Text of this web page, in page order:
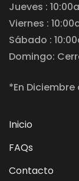
Jueves :
Viernes :
Sábado :
Domingo:
*En
Inicio
FAQs
Contacto